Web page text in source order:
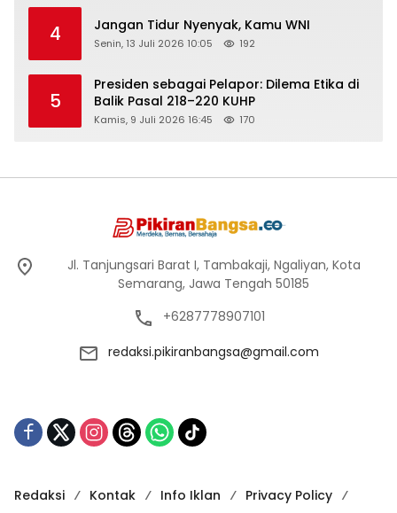
4 Jangan Tidur Nyenyak, Kamu WNI
Senin, 13 Juli 2026 10:05 192
5
Presiden sebagai Pelapor: Dilema Etika di
Balik Pasal 218–220 KUHP
Kamis, 9 Juli 2026 16:45 170
Jl. Tanjungsari Barat I, Tambakaji, Ngaliyan, Kota
Semarang, Jawa Tengah 50185
+6287778907101
redaksi.pikiranbangsa@gmail.com
Redaksi Kontak Info Iklan
Privacy Policy